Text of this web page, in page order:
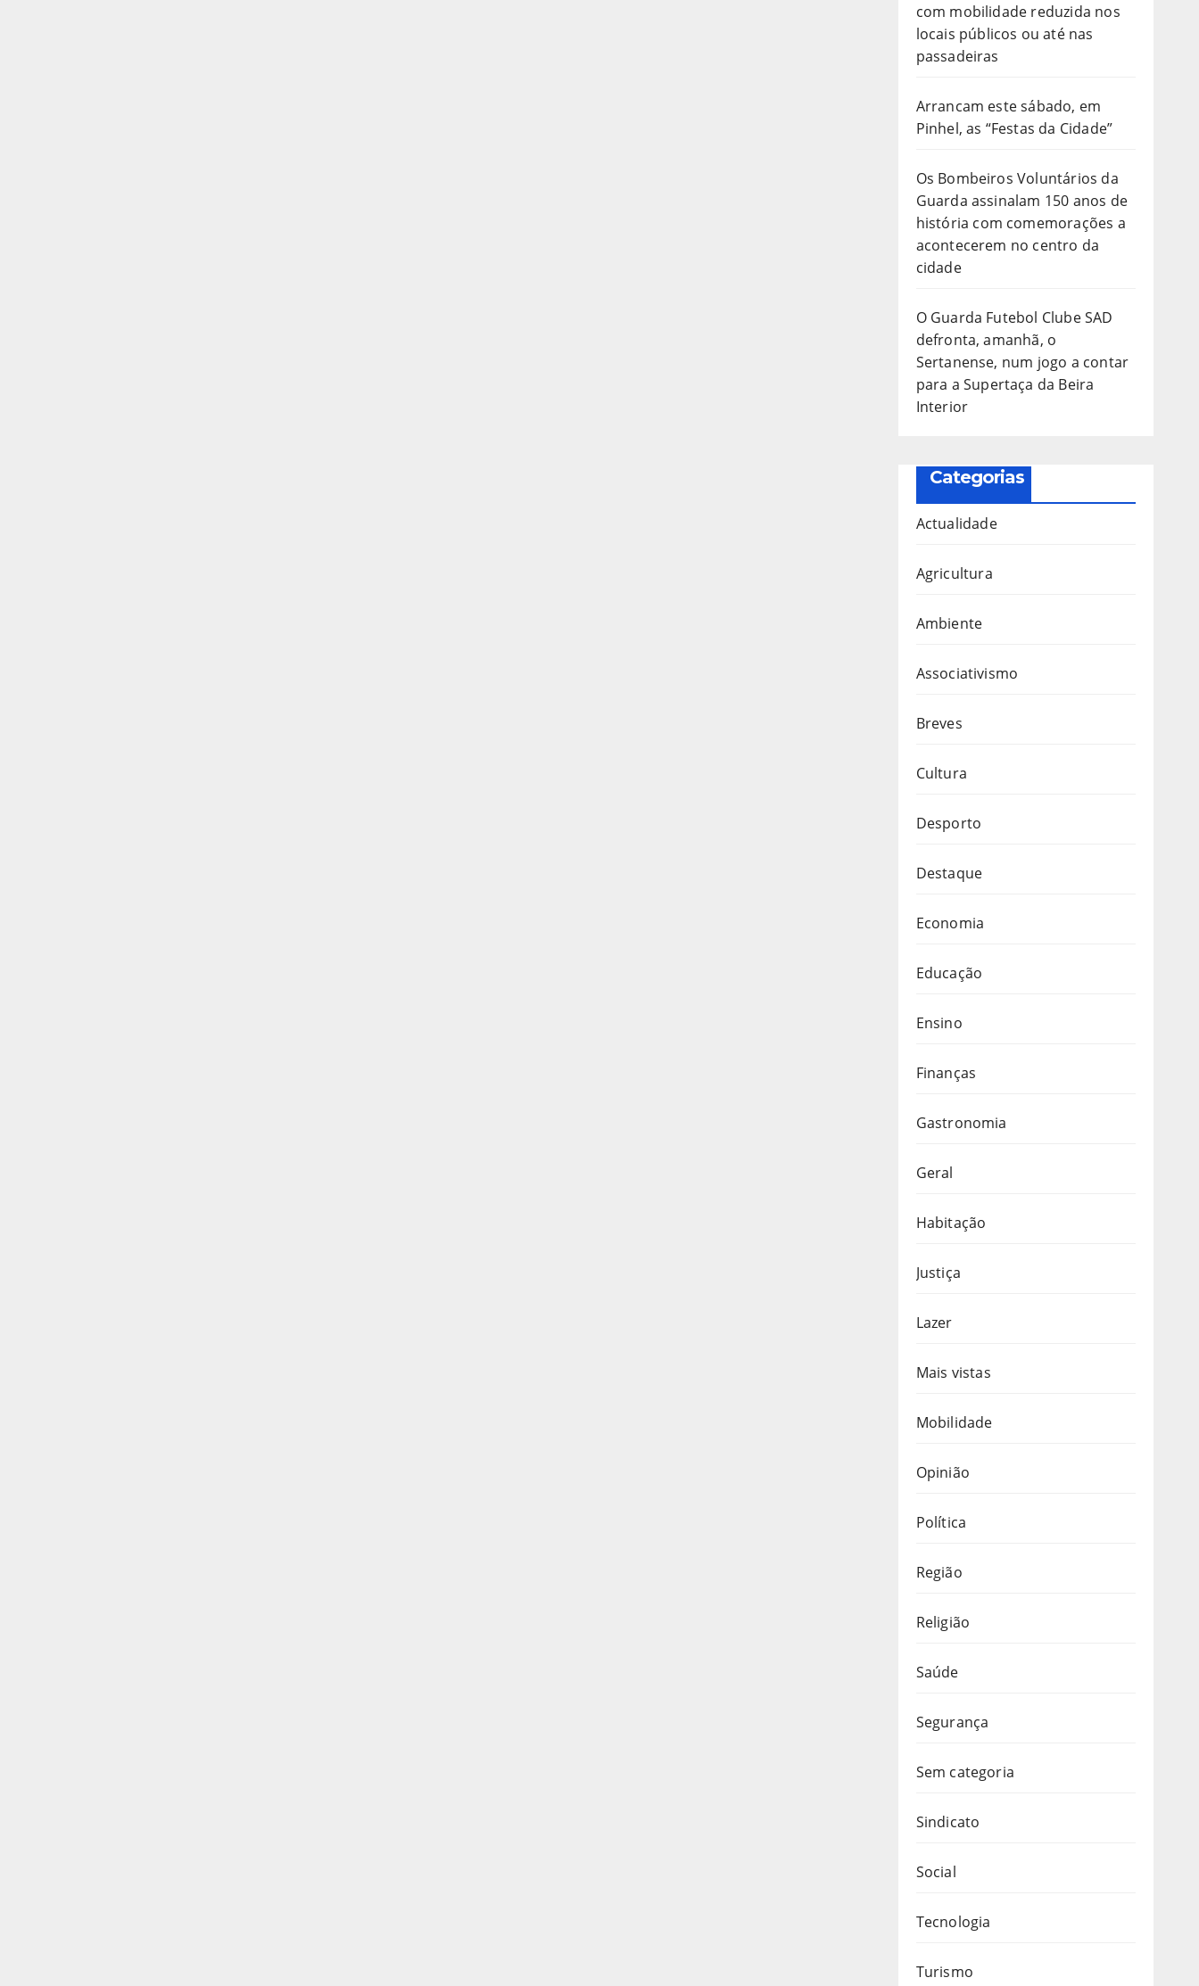
com mobilidade reduzida nos
locais públicos ou até nas
passadeiras
Arrancam este sábado, em
Pinhel, as “Festas da Cidade”
Os Bombeiros Voluntários da
Guarda assinalam 150 anos de
história com comemorações a
acontecerem no centro da
cidade
O Guarda Futebol Clube SAD
defronta, amanhã, o
Sertanense, num jogo a contar
para a Supertaça da Beira
Interior
Categorias
Actualidade
Agricultura
Ambiente
Associativismo
Breves
Cultura
Desporto
Destaque
Economia
Educação
Ensino
Finanças
Gastronomia
Geral
Habitação
Justiça
Lazer
Mais vistas
Mobilidade
Opinião
Política
Região
Religião
Saúde
Segurança
Sem categoria
Sindicato
Social
Tecnologia
Turismo